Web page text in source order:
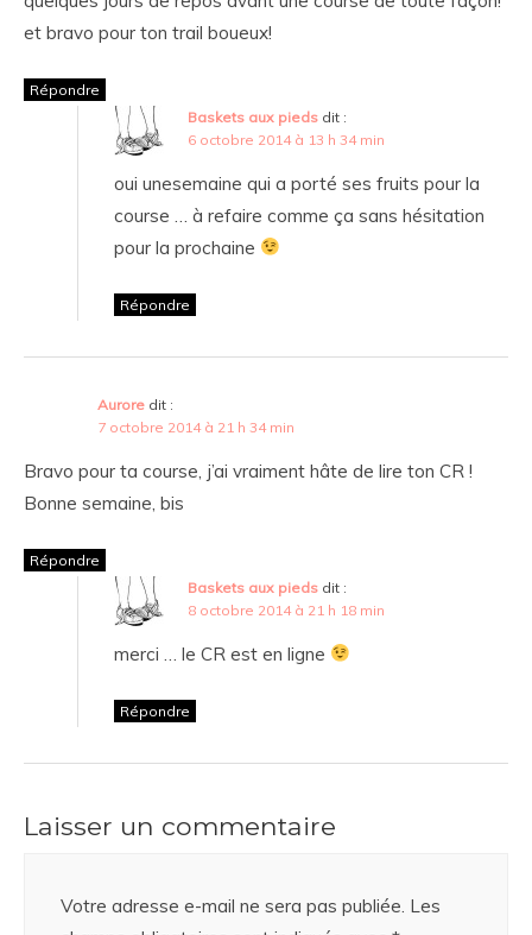
et bravo pour ton trail boueux!
Répondre
Baskets aux pieds dit :
6 octobre 2014 à 13 h 34 min
oui unesemaine qui a porté ses fruits pour la
course … à refaire comme ça sans hésitation
pour la prochaine
Répondre
Aurore dit :
7 octobre 2014 à 21 h 34 min
Bravo pour ta course, j’ai vraiment hâte de lire ton CR !
Bonne semaine, bis
Répondre
Baskets aux pieds dit :
8 octobre 2014 à 21 h 18 min
merci … le CR est en ligne
Répondre
Laisser un commentaire
Votre adresse e-mail ne sera pas publiée. Les